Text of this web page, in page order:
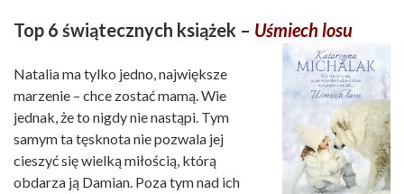
Top 6 świątecznych książek – Uśmiech losu
Natalia ma tylko jedno, największe
marzenie – chce zostać mamą. Wie
jednak, że to nigdy nie nastąpi. Tym
samym ta tęsknota nie pozwala jej
cieszyć się wielką miłością, którą
obdarza ją Damian. Poza tym nad ich